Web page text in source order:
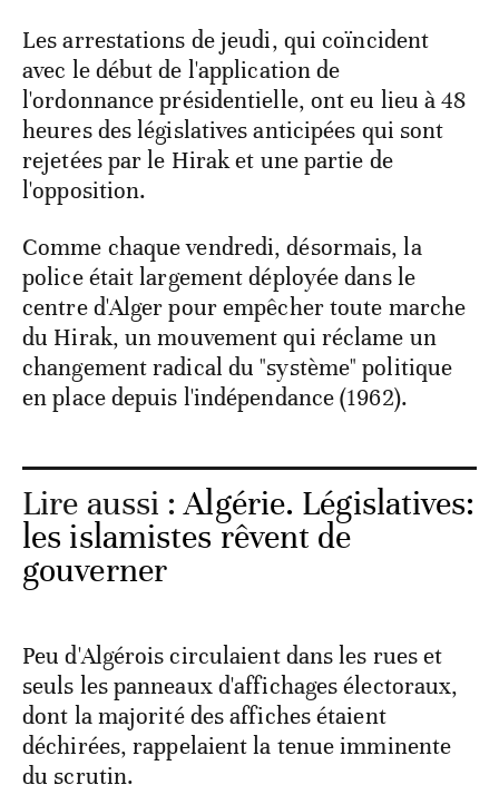
Les arrestations de jeudi, qui coïncident
avec le début de l'application de
l'ordonnance présidentielle, ont eu lieu à 48
heures des législatives anticipées qui sont
rejetées par le Hirak et une partie de
l'opposition.
Comme chaque vendredi, désormais, la
police était largement déployée dans le
centre d'Alger pour empêcher toute marche
du Hirak, un mouvement qui réclame un
changement radical du "système" politique
en place depuis l'indépendance (1962).
Lire aussi :Algérie. Législatives:
les islamistes rêvent de
gouverner
Peu d'Algérois circulaient dans les rues et
seuls les panneaux d'affichages électoraux,
dont la majorité des affiches étaient
déchirées, rappelaient la tenue imminente
du scrutin.